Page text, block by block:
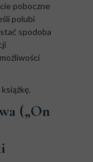
poboczne
polubi
spodoba
(„On